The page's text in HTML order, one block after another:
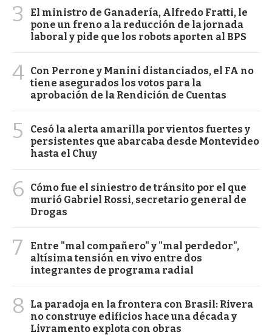
3
El ministro de Ganadería, Alfredo Fratti, le
pone un freno a la reducción de la jornada
laboral y pide que los robots aporten al BPS
4 Con Perrone y Manini distanciados, el FA no
tiene asegurados los votos para la
aprobación de la Rendición de Cuentas
5
Cesó la alerta amarilla por vientos fuertes y
persistentes que abarcaba desde Montevideo
hasta el Chuy
6
Cómo fue el siniestro de tránsito por el que
murió Gabriel Rossi, secretario general de
Drogas
7
Entre "mal compañero" y "mal perdedor",
altísima tensión en vivo entre dos
integrantes de programa radial
8
La paradoja en la frontera con Brasil: Rivera
no construye edificios hace una década y
Livramento explota con obras